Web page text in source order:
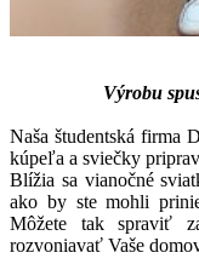
Výrobu
Naša študentská firma
kúpeľa a sviečky
Blížia sa vianočné
ako by ste mohli
Môžete tak spraviť
rozvoniavať Vaše